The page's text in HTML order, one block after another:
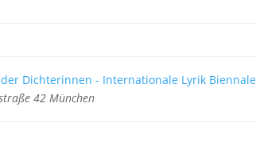
Dichterinnen - Internationale Lyrik Biennale
42 München